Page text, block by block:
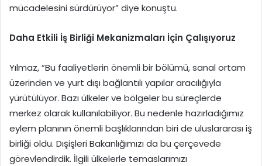
mücadelesini sürdürüyor” diye konuştu.
Daha Etkili İş Birliği Mekanizmaları İçin Çalışıyoruz
Yılmaz, “Bu faaliyetlerin önemli bir bölümü, sanal ortam
üzerinden ve yurt dışı bağlantılı yapılar aracılığıyla
yürütülüyor. Bazı ülkeler ve bölgeler bu süreçlerde
merkez olarak kullanılabiliyor. Bu nedenle hazırladığımız
eylem planının önemli başlıklarından biri de uluslararası iş
birliği oldu. Dışişleri Bakanlığımızı da bu çerçevede
görevlendirdik. İlgili ülkelerle temaslarımızı